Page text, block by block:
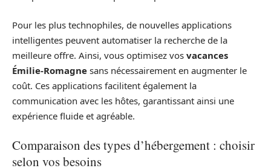
Pour les plus technophiles, de nouvelles applications
intelligentes peuvent automatiser la recherche de la
meilleure offre. Ainsi, vous optimisez vos vacances
Émilie-Romagne sans nécessairement en augmenter le
coût. Ces applications facilitent également la
communication avec les hôtes, garantissant ainsi une
expérience fluide et agréable.
Comparaison des types d’hébergement : choisir
selon vos besoins